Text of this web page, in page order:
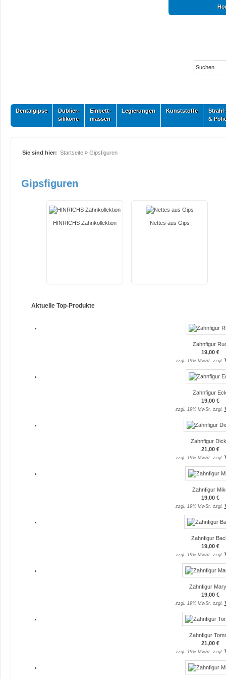
Dentalgipse
Dublier-
silikone
Einbett-
massen
Legierungen Kunststoffe
Strahl-
&
Sie sind hier: Startseite » Gipsfiguren
Gipsfiguren
HINRICHS Zahnkollektion Nettes aus Gips
Aktuelle Top-Produkte
Zahnfigur
19,00 €
zzgl. 19% MwSt. zzgl.
Zahnfigur
19,00 €
zzgl. 19% MwSt. zzgl.
Zahnfigur
21,00 €
zzgl. 19% MwSt. zzgl.
Zahnfigur
19,00 €
zzgl. 19% MwSt. zzgl.
Zahnfigur
19,00 €
zzgl. 19% MwSt. zzgl.
Zahnfigur
19,00 €
zzgl. 19% MwSt. zzgl.
Zahnfigur
21,00 €
zzgl. 19% MwSt. zzgl.